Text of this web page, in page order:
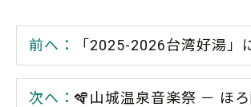
前へ： 「2025-2026台湾好湯
次へ： 🪇山城温泉音楽祭 － ほ